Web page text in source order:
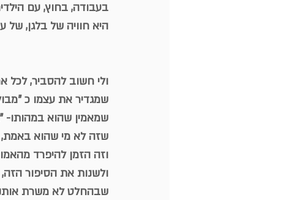
בעבודה, בחוץ, עם
היא חוויה של בלגן, של
ולי חשוב להסביר, לכל
שמגדיר את עצמו כ
שמאמין שהוא במהותו-
שזה לא מי שהוא באמת,
וזה הזמן להיפרד
ולשנות את הסיפור הזה,
שבהחלט לא משרת